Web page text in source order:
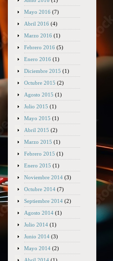
Mayo 2016 (7)
Abril 2016 (4)
Marzo 2016 (1)
Febrero 2016 (5)
Enero 2016 (1)
Diciembre 2015 (1)
Octubre 2015 (2)
Agosto 2015 (1)
Julio 2015 (1)
Mayo 2015 (1)
Abril 2015 (2)
Marzo 2015 (1)
Febrero 2015 (1)
Enero 2015 (1)
Noviembre 2014 (3)
Octubre 2014 (7)
Septiembre 2014 (2)
Agosto 2014 (1)
Julio 2014 (1)
Junio 2014 (3)
Mayo 2014 (2)